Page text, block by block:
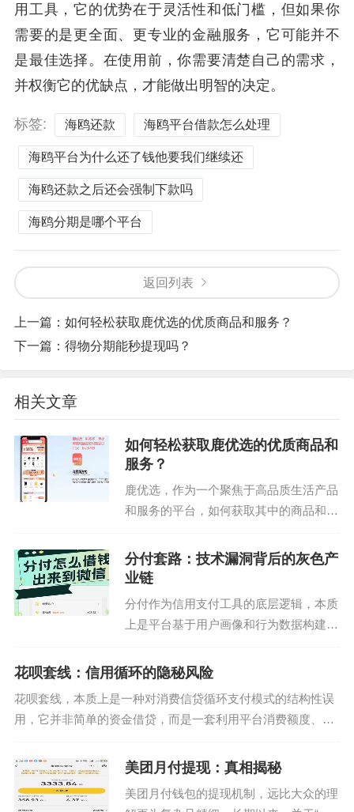
用工具，它的优势在于灵活性和低门槛，但如果你
需要的是更全面、更专业的金融服务，它可能并不
是最佳选择。在使用前，你需要清楚自己的需求，
并权衡它的优缺点，才能做出明智的决定。
标签: 海鸥还款 海鸥平台借款怎么处理
海鸥平台为什么还了钱他要我们继续还
海鸥还款之后还会强制下款吗
海鸥分期是哪个平台
返回列表
上一篇： 如何轻松获取鹿优选的优质商品和服务？
下一篇： 得物分期能秒提现吗？
相关文章
如何轻松获取鹿优选的优质商品和
服务？
鹿优选，作为一个聚焦于高品质生活产品
和服务的平台，如何获取其中的商品和服
的获取方式主要依赖于用户在平台上进行
注册和登录，这是参与平台内所有活动的
分付套路：技术漏洞背后的灰色产
业链
分付作为信用支付工具的底层逻辑，本质
上是平台基于用户画像和行为数据构建的
据交叉验证，包括消费频次、还款记录、
初衷在于降低普惠金融...
花呗套线：信用循环的隐秘风险
花呗套线，本质上是一种对消费信贷循环支付模式的结构性误
用，它并非简单的资金借贷，而是一套利用平台消费额度、信
的核心，在于将本应用于消费场景的信用工...
美团月付提现：真相揭秘
美团月付钱包的提现机制，远比大众的理